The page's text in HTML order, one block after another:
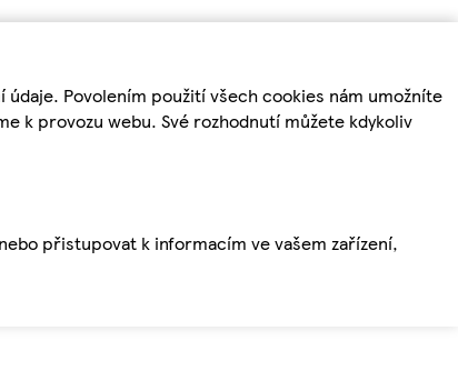
Povolením použití všech cookies nám umožníte
k provozu webu. Své rozhodnutí můžete kdykoliv
přistupovat k informacím ve vašem zařízení,